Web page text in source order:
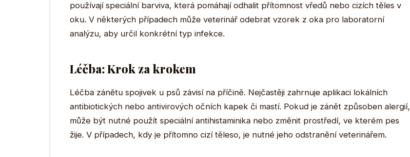
používají speciální barviva, která pomáhají odhalit přítomnost vředů nebo cizích těles v
oku. V některých případech může veterinář odebrat vzorek z oka pro laboratorní
analýzu, aby určil konkrétní typ infekce.
Léčba: Krok za krokem
Léčba zánětu spojivek u psů závisí na příčině. Nejčastěji zahrnuje aplikaci lokálních
antibiotických nebo antivirových očních kapek či mastí. Pokud je zánět způsoben alergií,
může být nutné použít speciální antihistaminika nebo změnit prostředí, ve kterém pes
žije. V případech, kdy je přítomno cizí těleso, je nutné jeho odstranění veterinářem.